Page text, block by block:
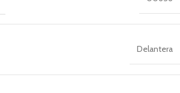
Delantera